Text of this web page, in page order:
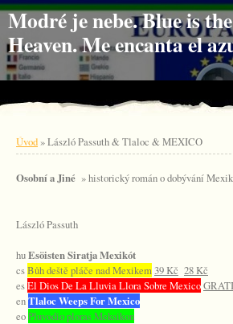
Jdi na obsah
Jdi na menu
Modré je nebe. Blue is
Heaven. Me encanta el
Úvod»László Passuth & Tlaloc & MEXICO
Osobní a Jiné » historický román o dobývání
László Passuth
huEsöisten Siratja Mexikót
csBůh deště pláče nad Mexikem39 Kč 28 Kč
esEl Dios De La Lluvia Llora Sobre Mexico
enTlaloc Weeps For Mexico
eoPluvodio ploras Meksikon